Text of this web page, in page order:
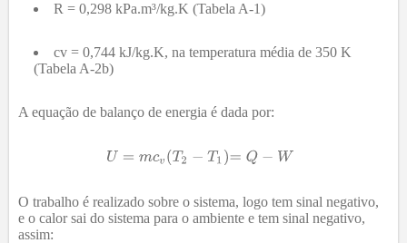
R = 0,298 kPa.m³/kg.K (Tabela A-1)
cv = 0,744 kJ/kg.K, na temperatura média de 350 K
(Tabela A-2b)
A equação de balanço de energia é dada por:
O trabalho é realizado sobre o sistema, logo tem sinal negativo,
e o calor sai do sistema para o ambiente e tem sinal negativo,
assim: